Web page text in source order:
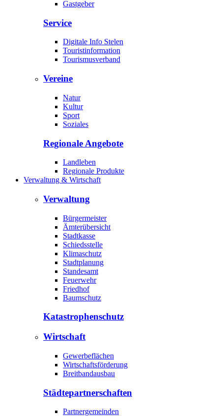
Gastgeber
Service
Digitale Info Stelen
Touristinformation
Tourismusverband
Vereine
Natur
Kultur
Sport
Soziales
Regionale Angebote
Landleben
Regionale Produkte
Verwaltung & Wirtschaft
Verwaltung
Bürgermeister
Ämterübersicht
Stadtkasse
Schiedsstelle
Klimaschutz
Stadtplanung
Standesamt
Feuerwehr
Friedhof
Baumschutz
Katastrophen­schutz
Wirtschaft
Gewerbeflächen
Wirtschaftsförderung
Breitbandausbau
Städte­partnerschaften
Partnergemeinden